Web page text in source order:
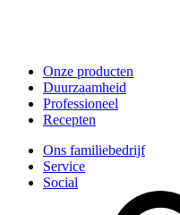
Onze producten
Duurzaamheid
Professioneel
Recepten
Ons familiebedrijf
Service
Social